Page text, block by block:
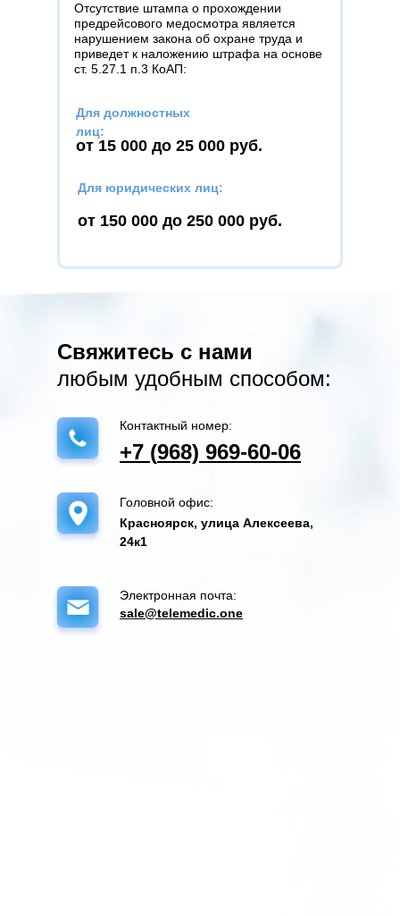
Отсутствие штампа о прохождении
предрейсового медосмотра является
нарушением закона об охране труда и
приведет к наложению штрафа на основе
ст. 5.27.1 п.3 КоАП:
Для должностных
лиц:
от 15 000 до 25 000 руб.
Для юридических лиц:
от 150 000 до 250 000 руб.
Свяжитесь с нами
любым удобным способом:
Контактный номер:
Головной офис:
Электронная почта:
+7 (968) 969-60-06
Красноярск, улица Алексеева,
24к1
sale@telemedic.one